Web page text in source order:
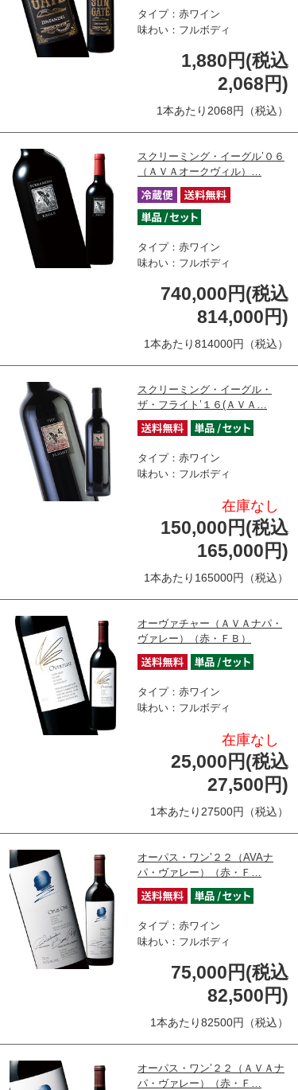
タイプ：赤ワイン
味わい：フルボディ
1,880円(税込
2,068円)
1本あたり2068円（税込）
スクリーミング・イーグル’０６
（ＡＶＡオークヴィル）…
タイプ：赤ワイン
味わい：フルボディ
740,000円(税込
814,000円)
1本あたり814000円（税込）
スクリーミング・イーグル・
ザ・フライト’１６(ＡＶＡ…
タイプ：赤ワイン
味わい：フルボディ
在庫なし
150,000円(税込
165,000円)
1本あたり165000円（税込）
オーヴァチャー（ＡＶＡナパ・
ヴァレー）（赤・ＦＢ）
タイプ：赤ワイン
味わい：フルボディ
在庫なし
25,000円(税込
27,500円)
1本あたり27500円（税込）
オーパス・ワン’２２（AVAナ
パ・ヴァレー）（赤・Ｆ…
タイプ：赤ワイン
味わい：フルボディ
75,000円(税込
82,500円)
1本あたり82500円（税込）
オーパス・ワン’２２（ＡＶＡナ
パ・ヴァレー）（赤・Ｆ…